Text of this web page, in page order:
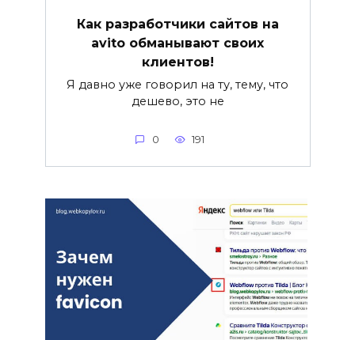
Как разработчики сайтов на
avito обманывают своих
клиентов!
Я давно уже говорил на ту, тему, что
дешево, это не
0 191